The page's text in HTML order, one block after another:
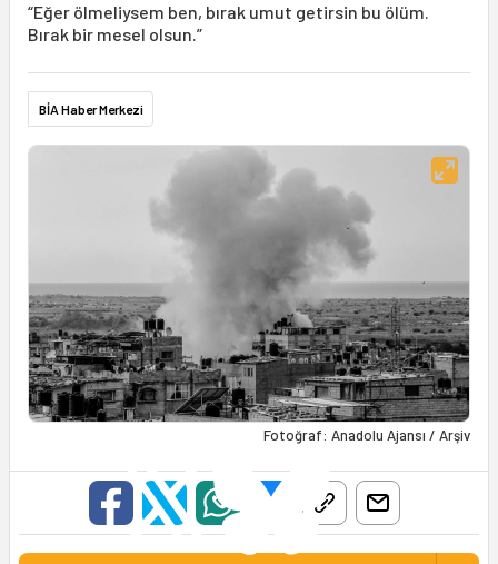
“Eğer ölmeliysem ben, bırak umut getirsin bu ölüm.
Bırak bir mesel olsun.”
BİA Haber Merkezi
Fotoğraf: Anadolu Ajansı / Arşiv